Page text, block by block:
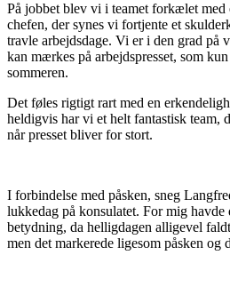
På jobbet blev vi i teamet forkælet med
chefen, der synes vi fortjente et
travle arbejdsdage. Vi er i den grad på
kan mærkes på arbejdspresset, som
sommeren.
Det føles rigtigt rart med en
heldigvis har vi et helt fantastisk team,
når presset bliver for stort.
I forbindelse med påsken, sneg
lukkedag på konsulatet. For mig
betydning, da helligdagen alligevel
men det markerede ligesom påsken og